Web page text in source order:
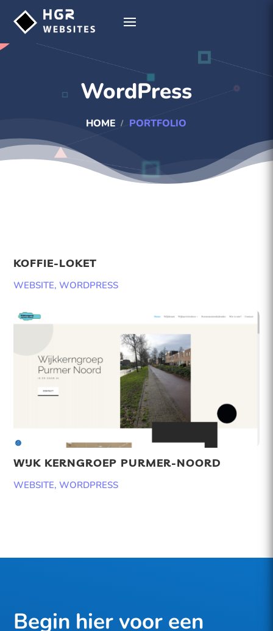
WordPress
HOME PORTFOLIO
KOFFIE-LOKET
WEBSITE,WORDPRESS
WIJK KERNGROEP PURMER-NOORD
WEBSITE,WORDPRESS
Begin hier voor een